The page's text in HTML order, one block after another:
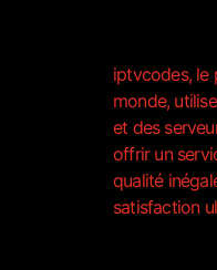
iptvcodes, le
monde,
et des
offrir un
qualité
satisfaction